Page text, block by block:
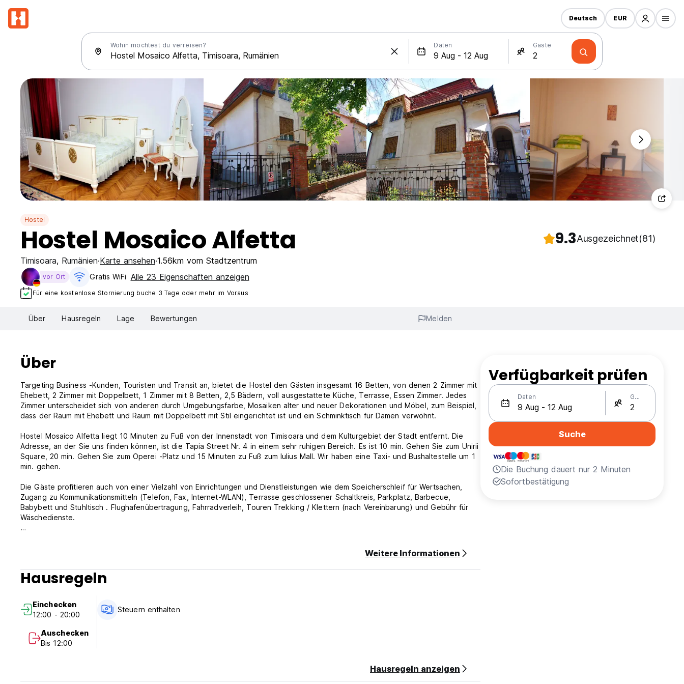
Wohin möchtest du verreisen? Daten Gäste
Deutsch EUR
Hostel
Hostel Mosaico Alfetta 9.3Ausgezeichnet(81)
Timisoara, Rumänien Karte ansehen 1.56km vom Stadtzentrum
vor Ort Gratis WiFi Alle 23 Eigenschaften anzeigen
Für eine kostenlose Stornierung buche 3 Tage oder mehr im Voraus
Über Hausregeln Lage Bewertungen Melden
Über
Targeting Business -Kunden, Touristen und Transit an, bietet die Hostel den Gästen insgesamt 16 Betten, von denen 2 Zimmer mit
Ehebett, 2 Zimmer mit Doppelbett, 1 Zimmer mit 8 Betten, 2,5 Bädern, voll ausgestattete Küche, Terrasse, Essen Zimmer. Jedes
Zimmer unterscheidet sich von anderen durch Umgebungsfarbe, Mosaiken alter und neuer Dekorationen und Möbel, zum Beispiel,
dass der Raum mit Ehebett und Raum mit Doppelbett mit Stil eingerichtet ist und ein Schminktisch für Damen verwöhnt.
Hostel Mosaico Alfetta liegt 10 Minuten zu Fuß von der Innenstadt von Timisoara und dem Kulturgebiet der Stadt entfernt. Die
Adresse, an der Sie uns finden können, ist die Tapia Street Nr. 4 in einem sehr ruhigen Bereich. Es ist 10 min. Gehen Sie zum Unirii
Square, 20 min. Gehen Sie zum Operei -Platz und 15 Minuten zu Fuß zum Iulius Mall. Wir haben eine Taxi- und Bushaltestelle um 1
min. gehen.
Die Gäste profitieren auch von einer Vielzahl von Einrichtungen und Dienstleistungen wie dem Speicherschleif für Wertsachen,
Zugang zu Kommunikationsmitteln (Telefon, Fax, Internet-WLAN), Terrasse geschlossener Schaltkreis, Parkplatz, Barbecue,
Babybett und Stuhltisch . Flughafenübertragung, Fahrradverleih, Touren Trekking / Klettern (nach Vereinbarung) und Gebühr für
Wäschedienste.
Checken Sie von 10:00 bis 20:00 Uhr ein.
Schauen Sie sich vor 12:00 Uhr an.
Zahlung bei Ankunft durch Bargeld, Kreditkarten, Debitkarten. Diese Eigenschaft kann Ihre Kreditkarte vorbereiten.
Steuern inbegriffen.
Kinderfreundlich.
Weitere Informationen
Hausregeln
Einchecken
12:00 - 20:00
Auschecken
Bis 12:00
Steuern enthalten
Hausregeln anzeigen
Verfügbarkeit prüfen
Daten Gäste
Suche
Die Buchung dauert nur 2 Minuten
Sofortbestätigung